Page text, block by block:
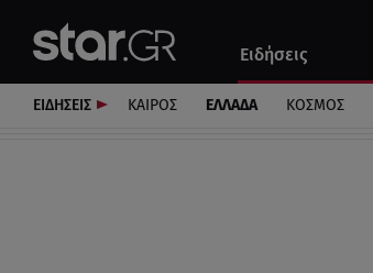
Ειδήσεις
Αυτοκίνητο
ΕΙΔΗΣΕΙΣ ΚΑΙΡΟΣ ΕΛΛΑΔΑ ΚΟΣΜΟΣ